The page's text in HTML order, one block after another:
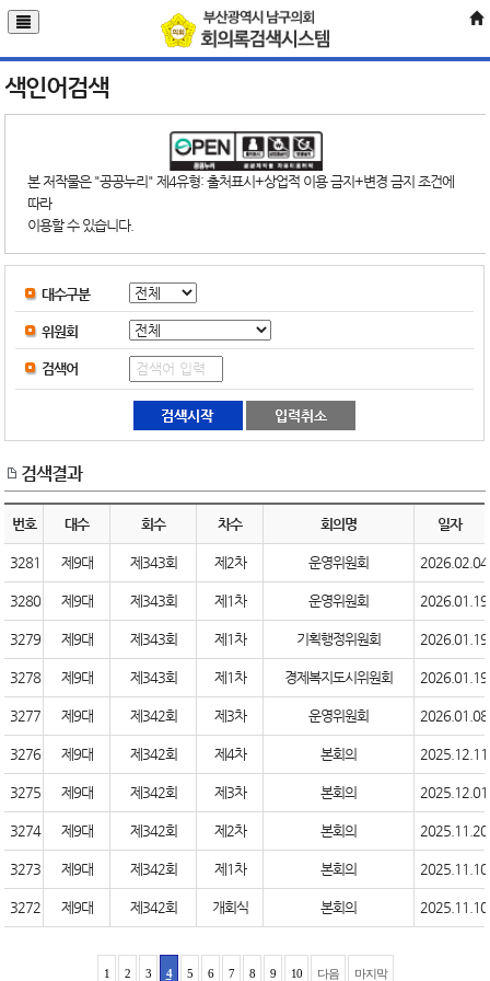
색인어검색
본 저작물은 "공공누리" 제4유형: 출처표시+상업적 이용 금지+변경 금지 조건에
따라
이용할 수 있습니다.
대수구분
위원회
검색어
검색결과
번호 대수 회수 차수 회의명 일자
3281 제9대 제343회 제2차 운영위원회 2026.02.04
3280 제9대 제343회 제1차 운영위원회 2026.01.19
3279 제9대 제343회 제1차 기획행정위원회 2026.01.19
3278 제9대 제343회 제1차 경제복지도시위원회 2026.01.19
3277 제9대 제342회 제3차 운영위원회 2026.01.08
3276 제9대 제342회 제4차 본회의 2025.12.11
3275 제9대 제342회 제3차 본회의 2025.12.01
3274 제9대 제342회 제2차 본회의 2025.11.20
3273 제9대 제342회 제1차 본회의 2025.11.10
3272 제9대 제342회 개회식 본회의 2025.11.10
1 2 3 4 5 6 7 8 9 10 다음 마지막